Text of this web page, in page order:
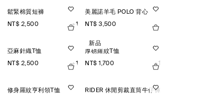
鬆緊棉質短褲
NT$ 2,500 +1
美麗諾羊毛 POLO 背心
NT$ 3,500
亞麻針織T恤
NT$ 2,500 +1
新品
厚磅羅紋T恤
NT$ 1,700 +1
修身羅紋亨利領T恤 RIDER 休閒剪裁直筒牛仔褲